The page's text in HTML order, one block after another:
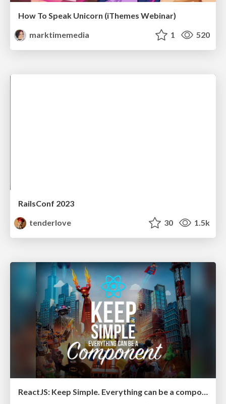
How To Speak Unicorn (iThemes Webinar)
marktimemedia
1 520
RailsConf 2023
tenderlove
30 1.5k